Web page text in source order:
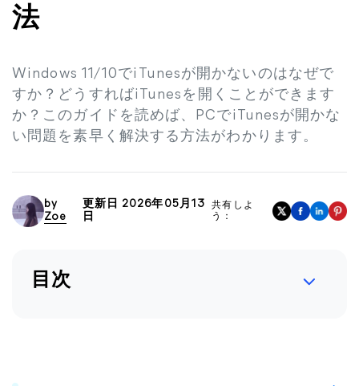
法
Windows 11/10でiTunesが開かないのはなぜで
すか？どうすればiTunesを開くことができます
か？このガイドを読めば、PCでiTunesが開かな
い問題を素早く解決する方法がわかります。
by
Zoe
更新日 2026年05月13
日
共有しよ
う：
目次